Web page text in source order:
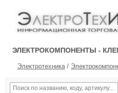
ЭЛЕКТРОКОМПОНЕНТЫ -
Электротехника/